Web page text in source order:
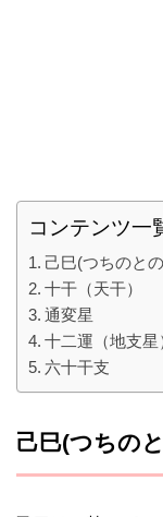
コンテンツ一
己巳(つちのと
十干（天干）
通変星
十二運（地支星
六十干支
己巳(つちの